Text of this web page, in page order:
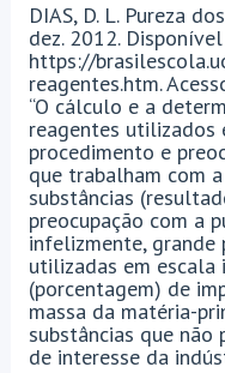
DIAS, D. L. Pureza
dez. 2012.
https://
reagentes.htm.
“O cálculo e a
reagentes utilizados
procedimento e
que trabalham com
substâncias
preocupação com a
infelizmente, grande
utilizadas em
(porcentagem) de
massa da matéria-
substâncias que
de interesse da